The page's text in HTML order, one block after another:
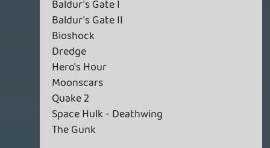
Bioshock, Dishonored) már
végigjátszottam, illetve megvannak
sokszor digitális/fizikai formátumban is. Az
indie cuccok jelenlegi életszakaszomban
nem igazán érdekelnek (kivéve VR),
ugyanakkor simán el tudom képzelni, hogy
25 év múlva nyugdíjasként belevetem
magam majd fél évszázad termésébe. De
nem szeretném addig is feleslegesen
halmozni a soha el nem indított játékokat,
ezért sokkal jobban örülök, ha elviszi egy
olyan fórumtárs, akinek kellemes perceket,